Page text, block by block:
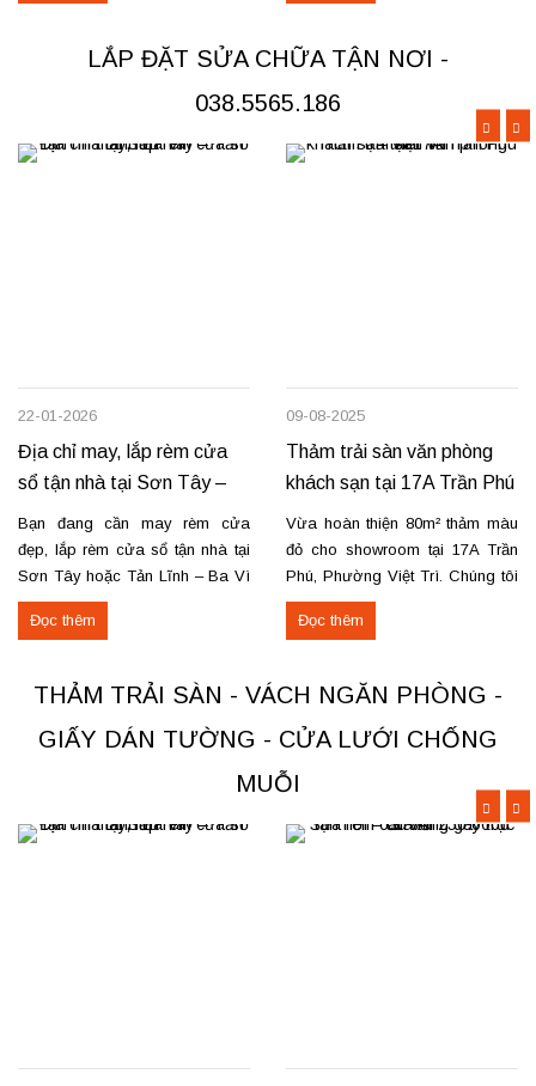
Rèm vải thô cao cấp may định
hình hấp sóng: sang trọng, giữ
chúng tôi sẵn sàng đáp ứng với
dịch vụ chuyên nghiệp và giá...
LẮP ĐẶT SỬA CHỮA TẬN NƠI -
038.5565.186
22-01-2026
Địa chỉ may, lắp rèm cửa
sổ tận nhà tại Sơn Tây –
Tản Lĩnh Ba Vì
Bạn đang cần may rèm cửa
đẹp, lắp rèm cửa sổ tận nhà tại
Sơn Tây hoặc Tản Lĩnh – Ba Vì
với giá hợp lý? Chúng tôi
chuyên may rèm theo yêu cầu,
tiến độ. Thực tế, chúng tôi vừa
hoàn thiện thi công rèm...
Đọc thêm
09-08-2025
Thảm trải sàn văn phòng
khách sạn tại 17A Trần Phú
– Việt Trì
Vừa hoàn thiện 80m² thảm màu
đỏ cho showroom tại 17A Trần
Phú, Phường Việt Trì. Chúng tôi
nhận thi công, sửa chữa, bóc
dỡ và thu mua thảm cũ trên toàn
loại thảm đang cung cấp Thảm
nỉ phù hợp cho không...
Đọc thêm
THẢM TRẢI SÀN - VÁCH NGĂN PHÒNG -
GIẤY DÁN TƯỜNG - CỬA LƯỚI CHỐNG
MUỖI